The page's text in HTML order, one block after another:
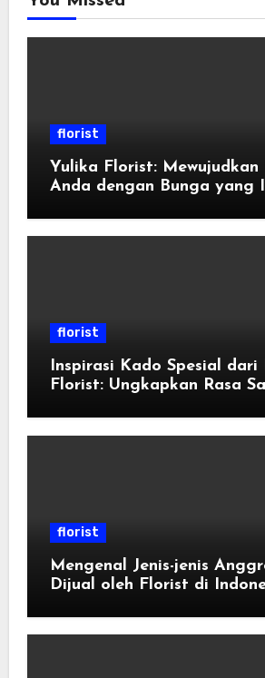
florist
Yulika Florist: Mewujudkan
Anda dengan Bunga yang
florist
Inspirasi Kado Spesial dari
Florist: Ungkapkan Rasa
florist
Mengenal Jenis-jenis
Dijual oleh Florist di